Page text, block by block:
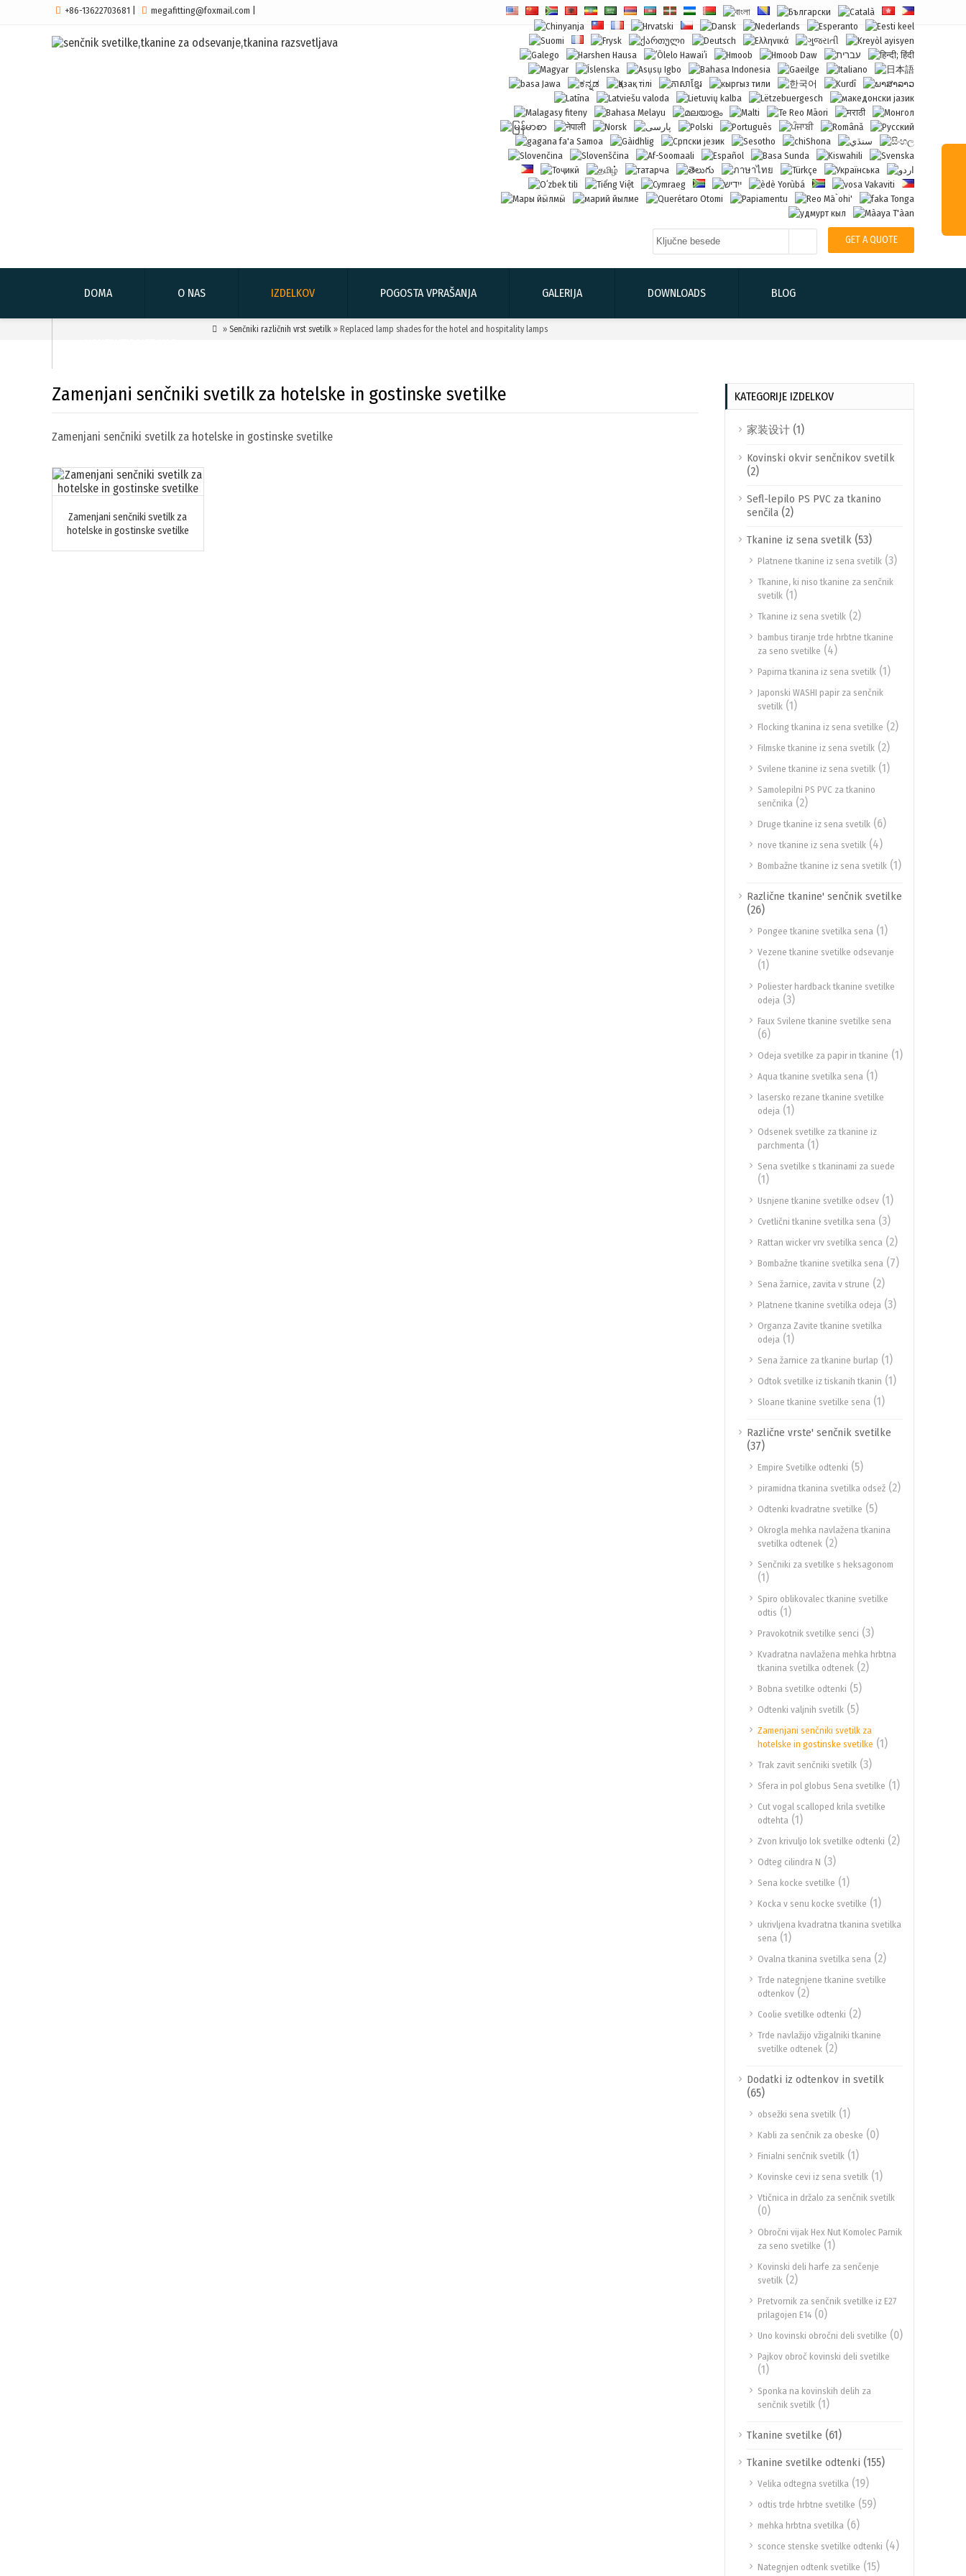
 +86-13622703681  megafitting@foxmail.com
GET A QUOTE
DOMA O NAS IZDELKOV POGOSTA VPRAŠANJA GALERIJA DOWNLOADS BLOG
 » Senčniki različnih vrst svetilk » Replaced lamp shades for the hotel and hospitality lamps
Zamenjani senčniki svetilk za hotelske in gostinske svetilke
Zamenjani senčniki svetilk za hotelske in gostinske svetilke
Zamenjani senčniki svetilk za
hotelske in gostinske svetilke
KATEGORIJE IZDELKOV
家装设计 (1)
Kovinski okvir senčnikov svetilk
(2)
Sefl-lepilo PS PVC za tkanino
senčila (2)
Tkanine iz sena svetilk (53)
Platnene tkanine iz sena svetilk (3)
Tkanine, ki niso tkanine za senčnik
svetilk (1)
Tkanine iz sena svetilk (2)
bambus tiranje trde hrbtne tkanine
za seno svetilke (4)
Papirna tkanina iz sena svetilk (1)
Japonski WASHI papir za senčnik
svetilk (1)
Flocking tkanina iz sena svetilke (2)
Filmske tkanine iz sena svetilk (2)
Svilene tkanine iz sena svetilk (1)
Samolepilni PS PVC za tkanino
senčnika (2)
Druge tkanine iz sena svetilk (6)
nove tkanine iz sena svetilk (4)
Bombažne tkanine iz sena svetilk (1)
Različne tkanine' senčnik svetilke
(26)
Pongee tkanine svetilka sena (1)
Vezene tkanine svetilke odsevanje
(1)
Poliester hardback tkanine svetilke
odeja (3)
Faux Svilene tkanine svetilke sena
(6)
Odeja svetilke za papir in tkanine (1)
Aqua tkanine svetilka sena (1)
lasersko rezane tkanine svetilke
odeja (1)
Odsenek svetilke za tkanine iz
parchmenta (1)
Sena svetilke s tkaninami za suede
(1)
Usnjene tkanine svetilke odsev (1)
Cvetlični tkanine svetilka sena (3)
Rattan wicker vrv svetilka senca (2)
Bombažne tkanine svetilka sena (7)
Sena žarnice, zavita v strune (2)
Platnene tkanine svetilka odeja (3)
Organza Zavite tkanine svetilka
odeja (1)
Sena žarnice za tkanine burlap (1)
Odtok svetilke iz tiskanih tkanin (1)
Sloane tkanine svetilke sena (1)
Različne vrste' senčnik svetilke
(37)
Empire Svetilke odtenki (5)
piramidna tkanina svetilka odsež (2)
Odtenki kvadratne svetilke (5)
Okrogla mehka navlažena tkanina
svetilka odtenek (2)
Senčniki za svetilke s heksagonom
(1)
Spiro oblikovalec tkanine svetilke
odtis (1)
Pravokotnik svetilke senci (3)
Kvadratna navlažena mehka hrbtna
tkanina svetilka odtenek (2)
Bobna svetilke odtenki (5)
Odtenki valjnih svetilk (5)
Zamenjani senčniki svetilk za
hotelske in gostinske svetilke (1)
Trak zavit senčniki svetilk (3)
Sfera in pol globus Sena svetilke (1)
Cut vogal scalloped krila svetilke
odtehta (1)
Zvon krivuljo lok svetilke odtenki (2)
Odteg cilindra N (3)
Sena kocke svetilke (1)
Kocka v senu kocke svetilke (1)
ukrivljena kvadratna tkanina svetilka
sena (1)
Ovalna tkanina svetilka sena (2)
Trde nategnjene tkanine svetilke
odtenkov (2)
Coolie svetilke odtenki (2)
Trde navlažijo vžigalniki tkanine
svetilke odtenek (2)
Dodatki iz odtenkov in svetilk
(65)
obsežki sena svetilk (1)
Kabli za senčnik za obeske (0)
Finialni senčnik svetilk (1)
Kovinske cevi iz sena svetilk (1)
Vtičnica in držalo za senčnik svetilk
(0)
Obročni vijak Hex Nut Komolec Parnik
za seno svetilke (1)
Kovinski deli harfe za senčenje
svetilk (2)
Pretvornik za senčnik svetilke iz E27
prilagojen E14 (0)
Uno kovinski obročni deli svetilke (0)
Pajkov obroč kovinski deli svetilke
(1)
Sponka na kovinskih delih za
senčnik svetilk (1)
Tkanine svetilke (61)
Tkanine svetilke odtenki (155)
Velika odtegna svetilka (19)
odtis trde hrbtne svetilke (59)
mehka hrbtna svetilka (6)
sconce stenske svetilke odtenki (4)
Nategnjen odtenk svetilke (15)